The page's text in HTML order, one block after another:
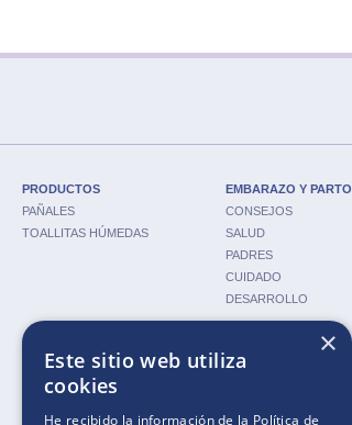
PRODUCTOS
PAÑALES
TOALLITAS HÚMEDAS
EMBARAZO Y PARTO
CONSEJOS
SALUD
PADRES
CUIDADO
DESARROLLO
×
Este sitio web utiliza
cookies
He recibido la información de la Política de